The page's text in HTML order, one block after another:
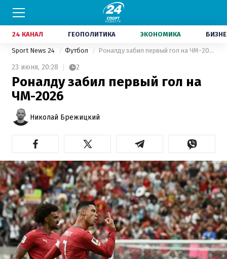
24 КАНАЛ ГЕОПОЛИТИКА ЭКОНОМИКА
Sport News 24 Футбол Роналду забил первый гол на ЧМ-2026
23 июня, 20:28 2
Роналду забил первый гол на
ЧМ-2026
Николай Брежицкий